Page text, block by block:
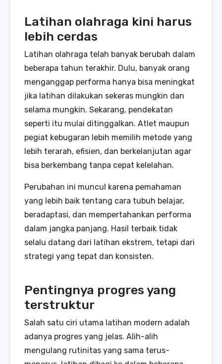
Latihan olahraga kini harus
lebih cerdas
Latihan olahraga telah banyak berubah dalam
beberapa tahun terakhir. Dulu, banyak orang
menganggap performa hanya bisa meningkat
jika latihan dilakukan sekeras mungkin dan
selama mungkin. Sekarang, pendekatan
seperti itu mulai ditinggalkan. Atlet maupun
pegiat kebugaran lebih memilih metode yang
lebih terarah, efisien, dan berkelanjutan agar
bisa berkembang tanpa cepat kelelahan.
Perubahan ini muncul karena pemahaman
yang lebih baik tentang cara tubuh belajar,
beradaptasi, dan mempertahankan performa
dalam jangka panjang. Hasil terbaik tidak
selalu datang dari latihan ekstrem, tetapi dari
strategi yang tepat dan konsisten.
Pentingnya progres yang
terstruktur
Salah satu ciri utama latihan modern adalah
adanya progres yang jelas. Alih-alih
mengulang rutinitas yang sama terus-